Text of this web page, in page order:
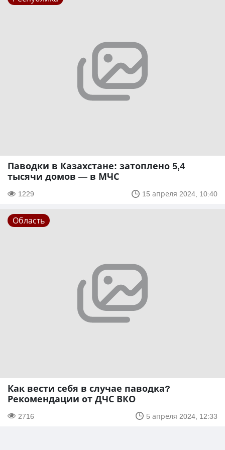
Паводки в Казахстане: затоплено 5,4
тысячи домов — в МЧС
1229 15 апреля 2024, 10:40
Область
Как вести себя в случае паводка?
Рекомендации от ДЧС ВКО
2716 5 апреля 2024, 12:33